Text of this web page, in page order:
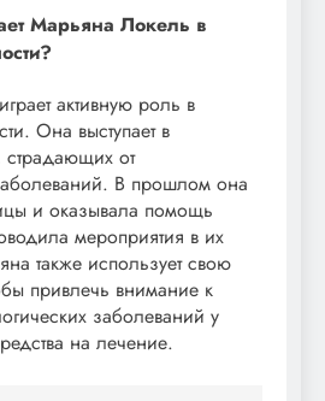
Марьяна Локель в
активную роль в
Она выступает в
от
В прошлом она
и оказывала помощь
мероприятия в их
также использует свою
привлечь внимание к
заболеваний у
на лечение.